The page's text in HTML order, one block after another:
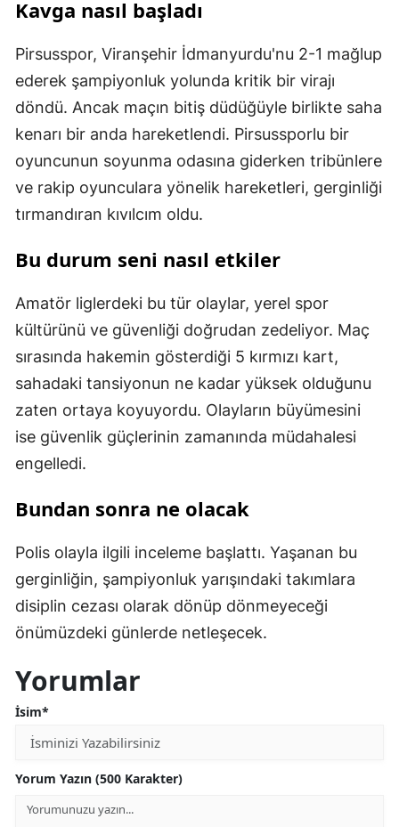
Kavga nasıl başladı
Pirsusspor, Viranşehir İdmanyurdu'nu 2-1 mağlup
ederek şampiyonluk yolunda kritik bir virajı
döndü. Ancak maçın bitiş düdüğüyle birlikte saha
kenarı bir anda hareketlendi. Pirsussporlu bir
oyuncunun soyunma odasına giderken tribünlere
ve rakip oyunculara yönelik hareketleri, gerginliği
tırmandıran kıvılcım oldu.
Bu durum seni nasıl etkiler
Amatör liglerdeki bu tür olaylar, yerel spor
kültürünü ve güvenliği doğrudan zedeliyor. Maç
sırasında hakemin gösterdiği 5 kırmızı kart,
sahadaki tansiyonun ne kadar yüksek olduğunu
zaten ortaya koyuyordu. Olayların büyümesini
ise güvenlik güçlerinin zamanında müdahalesi
engelledi.
Bundan sonra ne olacak
Polis olayla ilgili inceleme başlattı. Yaşanan bu
gerginliğin, şampiyonluk yarışındaki takımlara
disiplin cezası olarak dönüp dönmeyeceği
önümüzdeki günlerde netleşecek.
Yorumlar
İsim*
Yorum Yazın (500 Karakter)